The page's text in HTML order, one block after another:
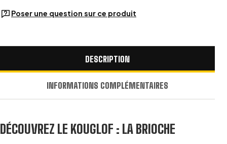
Poser une question sur ce produit
DESCRIPTION
INFORMATIONS COMPLÉMENTAIRES
DÉCOUVREZ LE KOUGLOF : LA BRIOCHE